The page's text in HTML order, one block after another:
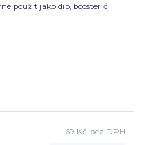
použít jako dip, booster či
69 Kč bez DPH